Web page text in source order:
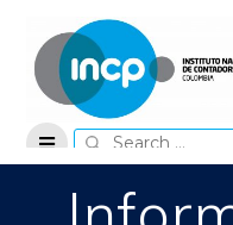
Search
for: